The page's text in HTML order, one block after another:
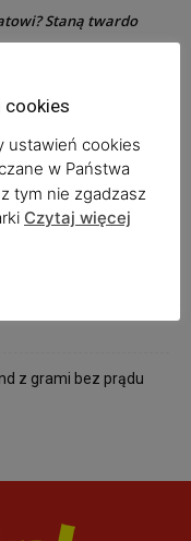
Staną twardo
Feel The Emotions
z grami bez prądu
cookies
ustawień cookies
w Państwa
tym nie zgadzasz
Czytaj więcej